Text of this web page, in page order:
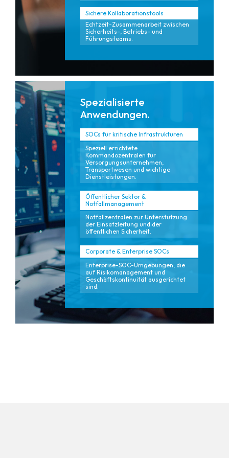
Sichere Kollaborationstools
Echtzeit-Zusammenarbeit zwischen
Sicherheits-, Betriebs- und
Führungsteams.
Spezialisierte
Anwendungen.
SOCs für kritische Infrastrukturen
Speziell errichtete
Kommandozentralen für
Versorgungsunternehmen,
Transportwesen und wichtige
Dienstleistungen.
Öffentlicher Sektor &
Notfallmanagement
Notfallzentralen zur Unterstützung
der Einsatzleitung und der
öffentlichen Sicherheit.
Corporate & Enterprise SOCs
Enterprise-SOC-Umgebungen, die
auf Risikomanagement und
Geschäftskontinuität ausgerichtet
sind.